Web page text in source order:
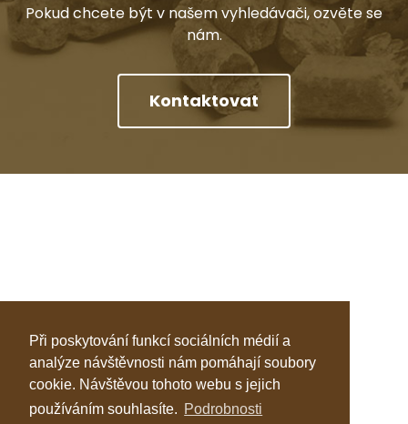
Při poskytování funkcí sociálních médií a
analýze návštěvnosti nám pomáhají soubory
cookie. Návštěvou tohoto webu s jejich
používáním souhlasíte. Podrobnosti
Pokud chcete být v našem vyhledávači, ozvěte se
nám.
Kontaktovat